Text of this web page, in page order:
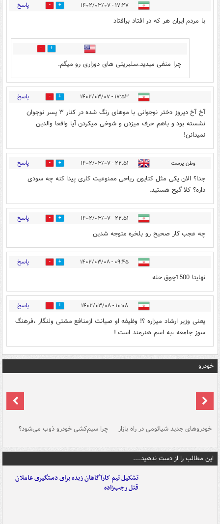
۱۷:۲۷ - ۱۴۰۲/۰۳/۰۷ 1 پاسخ
با مردم ایران هر که در افتاد برافتاد
1
چرا منفی میدید.سلبریتی های دوزاری رو میگم.
۱۷:۵۳ - ۱۴۰۲/۰۳/۰۷ 1 پاسخ
آخ آخ دیروز دختر نوجوانی با موهای رنگ شده در کنار ۳ پسر نوجوان
نشسته بود و باهم حرف میزدن و شوخی میکردن آیا واقعا والدین
نمیدانن!
وطن پرست ۲۲:۵۱ - ۱۴۰۲/۰۳/۰۷ 0 پاسخ
جدا؟ الان یکی مثل کتایون ریاحی ممنوعیت کاری پیدا کنه چه سودی
داره؟ کلا گیج هستید.
۲۲:۵۱ - ۱۴۰۲/۰۳/۰۷ 0 پاسخ
چه عجب کار صحیح رو بلخره متوجه شدین
۰۹:۴۵ - ۱۴۰۲/۰۳/۰۸ 0 پاسخ
نهایتا 1500چوق حله
۱۰:۰۸ - ۱۴۰۲/۰۳/۰۸ 0 پاسخ
یعنی وزیر ارشاد میزاره ؟! وظیفه او صیانت ازمنافع مشتی ولنگار ،فرهنگ
سوز جامعه ،به اسم هنرمند است !
خودرو
خودروهای جدید شیائومی در راه بازار چرا سیم‌کشی خودرو ذوب می‌شود؟
این مطالب را از دست ندهید....
تشکیل تیم کارآگاهان زبده برای دستگیری عاملان
قتل رجب‌زاده